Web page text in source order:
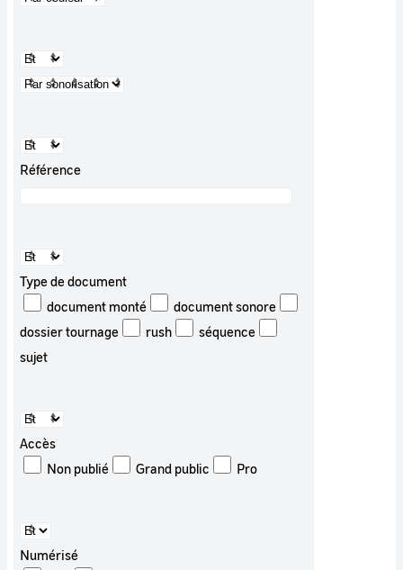
Référence
Type de document
document monté
document sonore
dossier tournage
rush
séquence
sujet
Accès
Non publié
Grand public Pro
Numérisé